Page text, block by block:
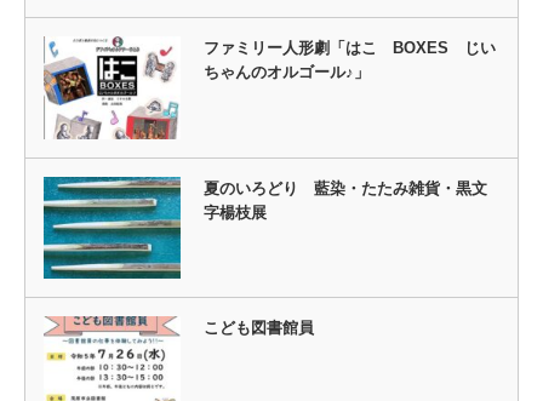
ファミリー人形劇「はこ BOXES じい
ちゃんのオルゴール♪」
夏のいろどり 藍染・たたみ雑貨・黒文
字楊枝展
こども図書館員